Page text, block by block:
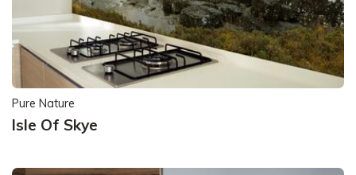
Pure Nature
Isle Of Skye